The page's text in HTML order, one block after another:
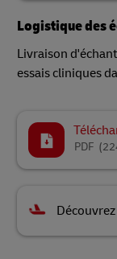
Logistique des
Livraison
essais cliniques
PDF